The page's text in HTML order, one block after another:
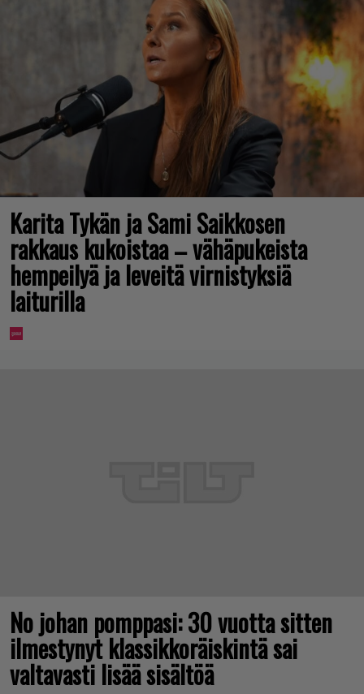
Karita Tykän ja Sami Saikkosen
rakkaus kukoistaa – vähäpukeista
hempeilyä ja leveitä virnistyksiä
laiturilla
No johan pomppasi: 30 vuotta sitten
ilmestynyt klassikkoräiskintä sai
valtavasti lisää sisältöä